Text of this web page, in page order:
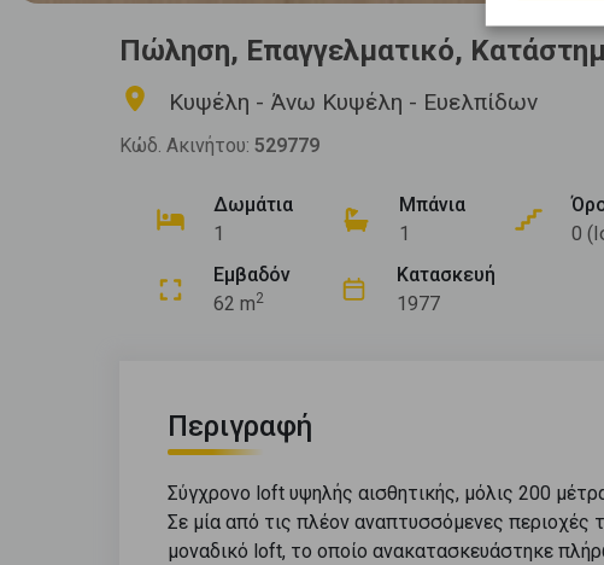
Πώληση, Επαγγελματικό,
Κυψέλη - Άνω Κυψέλη - Ευελπίδων
Κώδ. Ακινήτου: 529779
Δωμάτια
1
Μπάνια
1
0
Εμβαδόν
62 m2
Κατασκευή
1977
Περιγραφή
Σύγχρονο loft υψηλής αισθητικής, μόλις 200
Σε μία από τις πλέον αναπτυσσόμενες περιοχές
μοναδικό loft, το οποίο ανακατασκευάστηκε